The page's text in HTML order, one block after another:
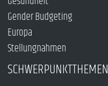
Gender Budgeting
Europa
Stellungnahmen
SCHWERPUNKTTHEMEN